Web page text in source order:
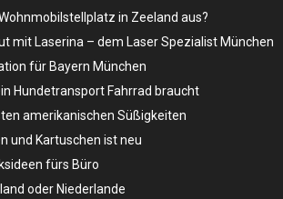
in Zeeland aus?
mit Laserina – dem Laser Spezialist München
für Bayern München
Hundetransport Fahrrad braucht
amerikanischen Süßigkeiten
und Kartuschen ist neu
fürs Büro
oder Niederlande